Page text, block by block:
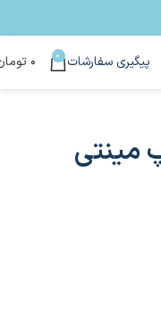
پیگیری سفارشات 0 ۰
مینتی